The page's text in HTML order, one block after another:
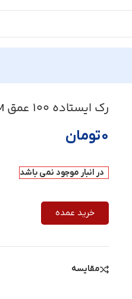
رک ایستاده 100 عمق PAYA SYSTEM مدل GAMA-16U
۰تومان
در انبار موجود نمی باشد
خرید عمده
مقایسه